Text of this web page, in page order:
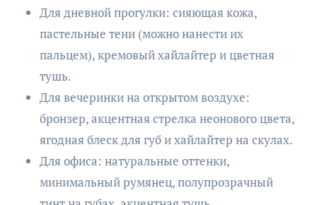
Для дневной прогулки: сияющая кожа,
пастельные тени (можно нанести их
пальцем), кремовый хайлайтер и цветная
тушь.
Для вечеринки на открытом воздухе:
бронзер, акцентная стрелка неонового цвета,
ягодная блеск для губ и хайлайтер на скулах.
Для офиса: натуральные оттенки,
минимальный румянец, полупрозрачный